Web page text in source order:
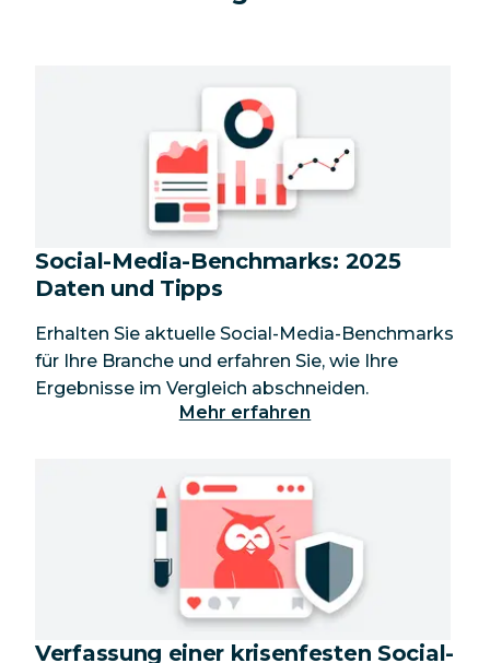
Social-Media-Benchmarks: 2025
Daten und Tipps
Erhalten Sie aktuelle Social-Media-Benchmarks
für Ihre Branche und erfahren Sie, wie Ihre
Ergebnisse im Vergleich abschneiden.
Mehr erfahren
Verfassung einer krisenfesten Social-